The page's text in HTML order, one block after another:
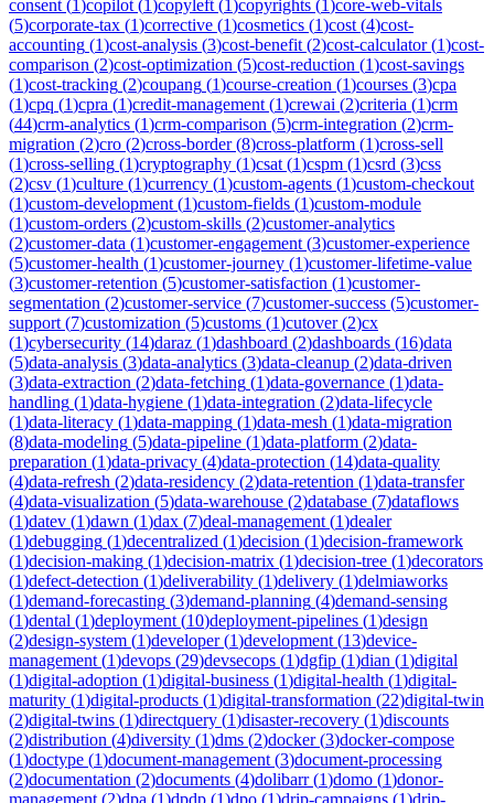
consent (1)copilot (1)copyleft (1)copyrights (1)core-web-vitals
(5)corporate-tax (1)corrective (1)cosmetics (1)cost (4)cost-
accounting (1)cost-analysis (3)cost-benefit (2)cost-calculator(1)cost-
comparison (2)cost-optimization (5)cost-reduction (1)cost-savings
(1)cost-tracking (2)coupang (1)course-creation (1)courses (3)cpa
(1)cpq (1)cpra (1)credit-management (1)crewai (2)criteria (1)crm
(44)crm-analytics (1)crm-comparison (5)crm-integration (2)crm-
migration (2)cro (2)cross-border(8)cross-platform (1)cross-sell
(1)cross-selling (1)cryptography (1)csat (1)cspm (1)csrd (3)css
(2)csv (1)culture (1)currency (1)custom-agents (1)custom-checkout
(1)custom-development (1)custom-fields (1)custom-module
(1)custom-orders (2)custom-skills (2)customer-analytics
(2)customer-data (1)customer-engagement (3)customer-experience
(5)customer-health (1)customer-journey (1)customer-lifetime-value
(3)customer-retention (5)customer-satisfaction (1)customer-
segmentation (2)customer-service (7)customer-success (5)customer-
support (7)customization (5)customs (1)cutover(2)cx
(1)cybersecurity (14)daraz (1)dashboard (2)dashboards (16)data
(5)data-analysis (3)data-analytics (3)data-cleanup (2)data-driven
(3)data-extraction (2)data-fetching (1)data-governance (1)data-
handling (1)data-hygiene (1)data-integration (2)data-lifecycle
(1)data-literacy (1)data-mapping (1)data-mesh (1)data-migration
(8)data-modeling (5)data-pipeline (1)data-platform (2)data-
preparation (1)data-privacy (4)data-protection (14)data-quality
(4)data-refresh (2)data-residency (2)data-retention (1)data-transfer
(4)data-visualization (5)data-warehouse (2)database (7)dataflows
(1)datev (1)dawn (1)dax (7)deal-management (1)dealer
(1)debugging (1)decentralized (1)decision (1)decision-framework
(1)decision-making (1)decision-matrix (1)decision-tree (1)decorators
(1)defect-detection (1)deliverability (1)delivery (1)delmiaworks
(1)demand-forecasting (3)demand-planning (4)demand-sensing
(1)dental (1)deployment (10)deployment-pipelines (1)design
(2)design-system (1)developer(1)development (13)device-
management (1)devops (29)devsecops (1)dgfip (1)dian (1)digital
(1)digital-adoption (1)digital-business (1)digital-health (1)digital-
maturity (1)digital-products (1)digital-transformation (22)digital-twin
(2)digital-twins (1)directquery (1)disaster-recovery (1)discounts
(2)distribution (4)diversity (1)dms (2)docker(3)docker-compose
(1)doctype (1)document-management (3)document-processing
(2)documentation (2)documents (4)dolibarr(1)domo (1)donor-
management (2)dpa (1)dpdp (1)dpo (1)drip-campaigns (1)drip-